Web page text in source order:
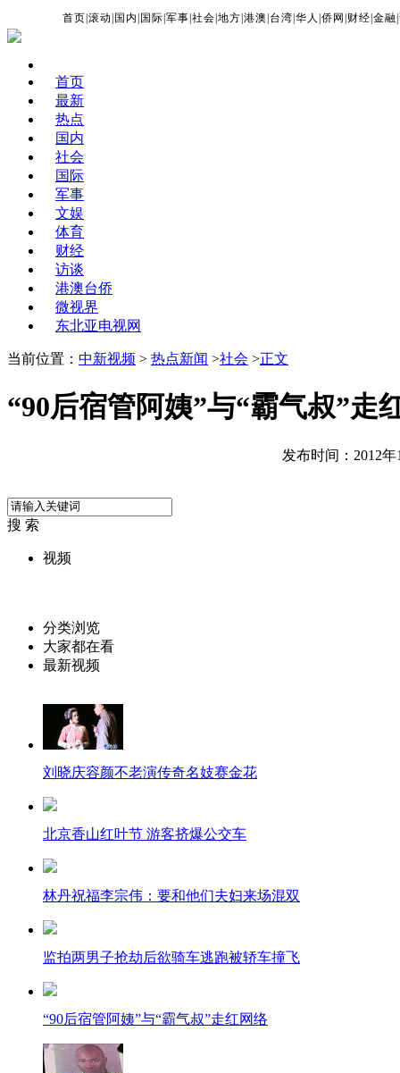
首页 |滚动 国内 国际 |军事 |社会 |地方 |港澳 台湾 |华人 |侨网 财经 |金融 |
首页
最新
热点
国内
社会
国际
军事
文娱
体育
财经
访谈
港澳台侨
微视界
东北亚电视网
当前位置： 中新视频 > 热点新闻 >社会 >正文
“90后宿管阿姨”与“霸气叔”走
发布时间：2012年
搜 索
视频
分类浏览
大家都在看
最新视频
刘晓庆容颜不老演传奇名妓赛金花
北京香山红叶节 游客挤爆公交车
林丹祝福李宗伟：要和他们夫妇来场混双
监拍两男子抢劫后欲骑车逃跑被轿车撞飞
“90后宿管阿姨”与“霸气叔”走红网络